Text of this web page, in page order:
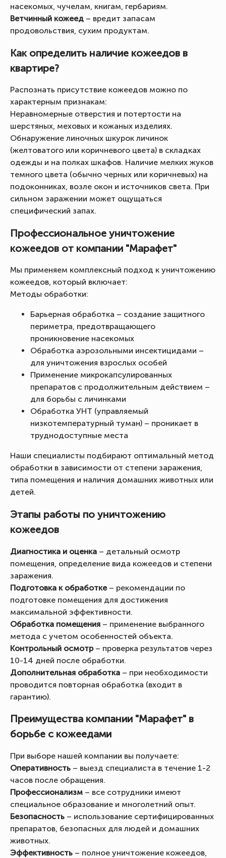
насекомых, чучелам, книгам, гербариям.
Ветчинный кожеед – вредит запасам
продовольствия, сухим продуктам.
Как определить наличие кожеедов в
квартире?
Распознать присутствие кожеедов можно по
характерным признакам:
Неравномерные отверстия и потертости на
шерстяных, меховых и кожаных изделиях.
Обнаружение линочных шкурок личинок
(желтоватого или коричневого цвета) в складках
одежды и на полках шкафов. Наличие мелких жуков
темного цвета (обычно черных или коричневых) на
подоконниках, возле окон и источников света. При
сильном заражении может ощущаться
специфический запах.
Профессиональное уничтожение
кожеедов от компании "Марафет"
Мы применяем комплексный подход к уничтожению
кожеедов, который включает:
Методы обработки:
Барьерная обработка – создание защитного
периметра, предотвращающего
проникновение насекомых
Обработка аэрозольными инсектицидами –
для уничтожения взрослых особей
Применение микрокапсулированных
препаратов с продолжительным действием –
для борьбы с личинками
Обработка УНТ (управляемый
низкотемпературный туман) – проникает в
труднодоступные места
Наши специалисты подбирают оптимальный метод
обработки в зависимости от степени заражения,
типа помещения и наличия домашних животных или
детей.
Этапы работы по уничтожению
кожеедов
Диагностика и оценка – детальный осмотр
помещения, определение вида кожеедов и степени
заражения.
Подготовка к обработке– рекомендации по
подготовке помещения для достижения
максимальной эффективности.
Обработка помещения – применение выбранного
метода с учетом особенностей объекта.
Контрольный осмотр– проверка результатов через
10-14 дней после обработки.
Дополнительная обработка – при необходимости
проводится повторная обработка (входит в
гарантию).
Преимущества компании "Марафет" в
борьбе с кожеедами
При выборе нашей компании вы получаете:
Оперативность – выезд специалиста в течение 1-2
часов после обращения.
Профессионализм – все сотрудники имеют
специальное образование и многолетний опыт.
Безопасность – использование сертифицированных
препаратов, безопасных для людей и домашних
животных.
Эффективность – полное уничтожение кожеедов,